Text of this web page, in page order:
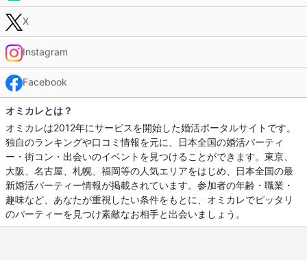
X
Instagram
Facebook
オミカレとは？
オミカレは2012年にサービスを開始した婚活ポータルサイトです。
独自のランキングや口コミ情報を元に、日本全国の婚活パーティ
ー・街コン・出会いのイベントを見つけることができます。東京、
大阪、名古屋、札幌、福岡等の人気エリアをはじめ、日本全国の最
新婚活パーティー情報が掲載されています。参加者の年齢・職業・
趣味など、あなたが重視したい条件をもとに、オミカレでピッタリ
のパーティーを見つけ素敵なお相手と出会いましょう。